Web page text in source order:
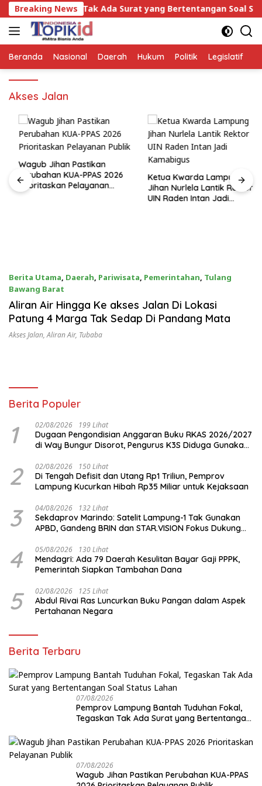
Langsung
ke
konten
Breaking News
Tegaskan Tak Ada Surat yang Bertentangan Soal
Beranda Nasional Daerah Hukum Politik Legislatif
Akses Jalan
Wagub Jihan Pastikan
Perubahan KUA-PPAS 2026
Prioritaskan Pelayanan
Publik
Ketua Kwarda Lampung
Jihan Nurlela Lantik Rektor
UIN Raden Intan Jadi
Berita Utama, Daerah, Pariwisata, Pemerintahan, Tulang
Bawang Barat
30/11/2022
Aliran Air Hingga Ke akses Jalan Di Lokasi
Patung 4 Marga Tak Sedap Di Pandang Mata
Akses Jalan,Aliran Air, Tubaba
Berita Populer
1 02/08/2026 199 Lihat
Dugaan Pengondisian Anggaran Buku RKAS 2026/2027
di Way Bungur Disorot, Pengurus K3S Diduga Gunakan
2 02/08/2026 150 Lihat
Di Tengah Defisit dan Utang Rp1 Triliun, Pemprov
Lampung Kucurkan Hibah Rp35 Miliar untuk Kejaksaan
3 04/08/2026 132 Lihat
Sekdaprov Marindo: Satelit Lampung-1 Tak Gunakan
APBD, Gandeng BRIN dan STAR.VISION Fokus Dukung
4 05/08/2026 130 Lihat
Mendagri: Ada 79 Daerah Kesulitan Bayar Gaji PPPK,
Pemerintah Siapkan Tambahan Dana
5 02/08/2026 125 Lihat
Abdul Rivai Ras Luncurkan Buku Pangan dalam Aspek
Pertahanan Negara
Berita Terbaru
07/08/2026
Pemprov Lampung Bantah Tuduhan Fokal,
Tegaskan Tak Ada Surat yang Bertentangan
07/08/2026
Wagub Jihan Pastikan Perubahan KUA-PPAS